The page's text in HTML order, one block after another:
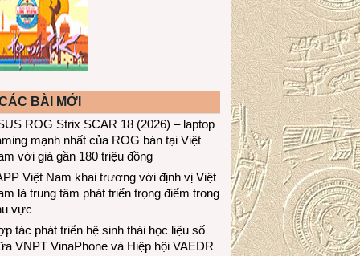
BÀI MỚI
ROG Strix SCAR 18 (2026) – laptop
mạnh nhất của ROG bán tại Việt
với giá gần 180 triệu đồng
Việt Nam khai trương với định vị Việt
là trung tâm phát triển trọng điểm trong
vực
tác phát triển hệ sinh thái học liệu số
VNPT VinaPhone và Hiệp hội VAEDR